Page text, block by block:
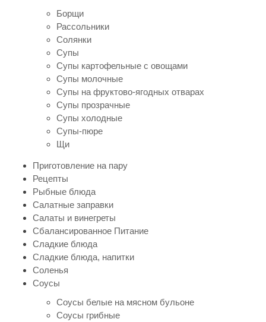
Борщи
Рассольники
Солянки
Супы
Супы картофельные с овощами
Супы молочные
Супы на фруктово-ягодных отварах
Супы прозрачные
Супы холодные
Супы-пюре
Щи
Приготовление на пару
Рецепты
Рыбные блюда
Салатные заправки
Салаты и винегреты
Сбалансированное Питание
Сладкие блюда
Сладкие блюда, напитки
Соленья
Соусы
Соусы белые на мясном бульоне
Соусы грибные